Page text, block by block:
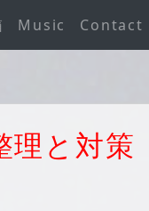
Music Contact
理と対策